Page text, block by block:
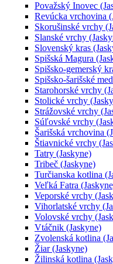
Považský Inovec
Revúcka vrchovina
Skorušinské vrchy
Slanské vrchy
Slovenský kras
Spišská Magura
Spišsko-gemerský
Spišsko-šarišské
Starohorské vrchy
Stolické vrchy
Strážovské vrchy
Súľovské vrchy
Šarišská vrchovina
Štiavnické vrchy
Tatry (Jaskyne)
Tribeč (Jaskyne)
Turčianska kotlina
Veľká Fatra
Veporské vrchy
Vihorlatské vrchy
Volovské vrchy
Vtáčnik (Jaskyne)
Zvolenská kotlina
Žiar (Jaskyne)
Žilinská kotlina